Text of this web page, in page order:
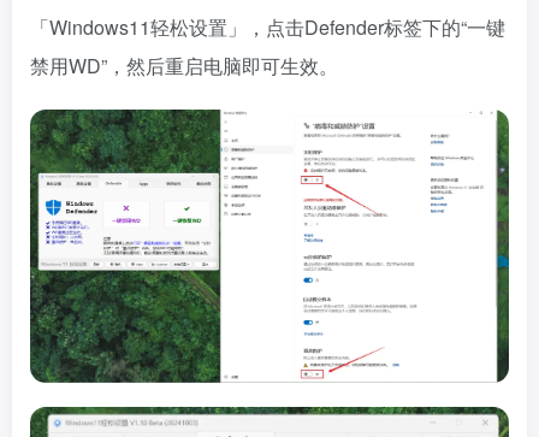
「Windows11轻松设置」，点击Defender标签下的“一键
禁用WD”，然后重启电脑即可生效。